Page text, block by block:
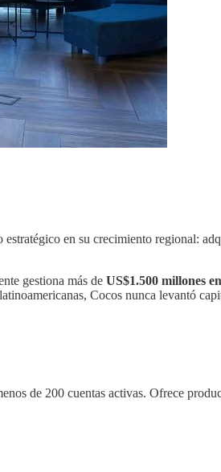
estratégico en su crecimiento regional:
gestiona más de US$1.500 millones
Cocos nunca levantó
de 200 cuentas activas. Ofrece